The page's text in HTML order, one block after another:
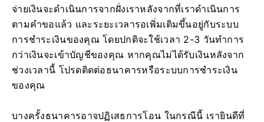
จ่ายเงินจะดำเนินการจากฝั่งเราหลังจากที่เราดำเนินการ
ตามคำขอแล้ว และระยะเวลารอเพิ่มเติมขึ้นอยู่กับระบบ
การชำระเงินของคุณ โดยปกติจะใช้เวลา 2-3 วันทำการ
กว่าเงินจะเข้าบัญชีของคุณ หากคุณไม่ได้รับเงินหลังจาก
ช่วงเวลานี้ โปรดติดต่อธนาคารหรือระบบการชำระเงิน
ของคุณ
บางครั้งธนาคารอาจปฏิเสธการโอน ในกรณีนี้ เรายินดีที่